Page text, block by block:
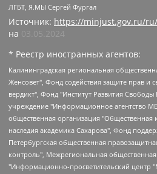
ЛГБТ, Я.МЫ Сергей Фургал
Источник: https://minjust.gov.ru/
на 03.05.2024
* Реестр иностранных агентов:
Калининградская региональная общественная организация "Экозащита!-Женсовет", Фонд содействия защите прав и свобод граждан "Общественный вердикт", Фонд "Институт Развития Свободы Информации", Частное учреждение "Информационное агентство МЕМО. РУ", Региональная общественная организация "Общественная комиссия по сохранению наследия академика Сахарова", Фонд поддержки свободы прессы, Санкт-Петербургская общественная правозащитная организация "Гражданский контроль", Межрегиональная общественная организация "Информационно-просветительский центр "Мемориал", Региональный Фонд "Центр Защиты Прав Средств Массовой Информации", с 05.12.2023 Фонд "Центр Защиты Прав Средств массовой информации", Региональная общественная благотворительная организация помощи беженцам и мигрантам "Гражданское содействие", Негосударственное образовательное учреждение дополнительного профессионального образования (повышение квалификации) специалистов "АКАДЕМИЯ ПО ПРАВАМ ЧЕЛОВЕКА", Свердловская региональная общественная организация "Сутяжник", Автономная некоммерческая организация "Центр независимых социологических исследований", Союз общественных объединений "Российский исследовательский центр по правам человека", Региональное общественное учреждение научно-информационный центр "МЕМОРИАЛ", Некоммерческая организация "Фонд защиты гласности", Автономная некоммерческая организация "Институт прав человека", Городская общественная организация "Екатеринбургское общество "МЕМОРИАЛ", Городская общественная организация "Рязанское историко-просветительское и правозащитное общество "Мемориал" (Рязанский Мемориал), Челябинский региональный орган общественной самодеятельности – женское общественное объединение "Женщины Евразии", Челябинский региональный орган общественной самодеятельности "Уральская правозащитная группа", Фонд содействия защите здоровья и социальной справедливости имени Андрея Рылькова, Автономная Некоммерческая Организация "Аналитический Центр Юрия Левады", Автономная некоммерческая организация социальной поддержки населения "Проект Апрель", Региональная общественная организация помощи женщинам и детям, находящимся в кризисной ситуации "Информационно-методический центр "Анна", Фонд содействия развитию массовых коммуникаций и правовому просвещению "Так-так-Так", Фонд содействия устойчивому развитию "Серебряная тайга", Свердловский региональный общественный фонд социальных проектов "Новое время", "Idel.Реалии", Кавказ.Реалии, Крым.Реалии, Телеканал Настоящее Время, Татаро-башкирская служба Радио Свобода (Azatliq Radiosi), Радио Свободная Европа/Радио Свобода (PCE/PC), "Сибирь.Реалии", "Фактограф", Благотворительный фонд помощи осужденным и их семьям, Автономная некоммерческая организация "Институт глобализации и социальных движений", Фонд "В защиту прав заключенных", Частное учреждение "Центр поддержки и содействия развитию средств массовой информации", Пензенский региональный общественный благотворительный фонд "Гражданский союз", "Север.Реалии", Некоммерческая организация Фонд "Правовая инициатива", Общество с ограниченной ответственностью "Радио Свободная Европа/Радио Свобода", Чешское информационное агентство "MEDIUM-ORIENT", Красноярская региональная общественная организация "Мы против СПИДа", Камалягин Денис Николаевич, Маркелов Сергей Евгеньевич, Пономарев Лев Александрович, Савицкая Людмила Алексеевна, Автономная некоммерческая организация "Центр по работе с проблемой насилия "НАСИЛИЮ.НЕТ", Межрегиональный профессиональный союз работников здравоохранения "Альянс врачей", Юридическое лицо, зарегистрированное в Латвийской Республике, SIA "Medusa Project" (регистрационный номер 40103797863, дата регистрации 10.06.2014), Некоммерческая организация "Фонд по борьбе с коррупцией", Автономная некоммерческая организация "Институт права и публичной политики", Баданин Роман Сергеевич, Гликин Максим Александрович, Железнова Мария Михайловна, Лукьянова Юлия Сергеевна, Маетная Елизавета Витальевна, Маняхин Петр Борисович, Чуракова Ольга Владимировна, Ярош Юлия Петровна, Юридическое лицо "The Insider SIA", зарегистрированное в Риге, Латвийская Республика (дата регистрации 26.06.2015), являющееся администратором доменного имени интернет-издания "The Insider SIA", https://theins.ru, Постернак Алексей Евгеньевич, Рубин Михаил Аркадьевич, Анин Роман Александрович, Юридическое лицо Istories fonds, зарегистрированное в Латвийской Республике (регистрационный номер 50008295751, дата регистрации 24.02.2020), Великовский Дмитрий Александрович, Долинина Ирина Николаевна, Мароховская Алеся Алексеевна, Шлейнов Роман Юрьевич, Шмагун Олеся Валентиновна, Общество с ограниченной ответственностью "Альтаир 2021", Общество с ограниченной ответственностью "Вега 2021", Общество с ограниченной ответственностью "Главный редактор 2021", Общество с ограниченной ответственностью "Ромашки монолит", Важенков Артем Валерьевич, Ивановская областная общественная организация "Центр гендерных исследований", Гурман Юрий Альбертович, Медиапроект "ОВД-Инфо", Егоров Владимир Владимирович, Жилинский Владимир Александрович, Общество с ограниченной ответственностью "ЗП", Иванова София Юрьевна, Карезина Инна Павловна, Кильтау Екатерина Викторовна, Петров Алексей Викторович, Пискунов Сергей Евгеньевич, Смирнов Сергей Сергеевич, Тихонов Михаил Сергеевич, Общество с ограниченной ответственностью "ЖУРНАЛИСТ-ИНОСТРАННЫЙ АГЕНТ", Арапова Галина Юрьевна, Вольтская Татьяна Анатольевна, Американская компания "Mason G.E.S. Anonymous Foundation" (США), являющаяся владельцем интернет-издания https://mnews.world/, Компания "Stichting Bellingcat", зарегистрированная в Нидерландах (дата регистрации 11.07.2018), Захаров Андрей Вячеславович, Клепиковская Екатерина Дмитриевна, Общество с ограниченной ответственностью "МЕМО", Перл Роман Александрович, Симонов Евгений Алексеевич, Соловьева Елена Анатольевна, Сотников Даниил Владимирович, Сурначева Елизавета Дмитриевна, Автономная некоммерческая организация по защите прав человека и информированию населения